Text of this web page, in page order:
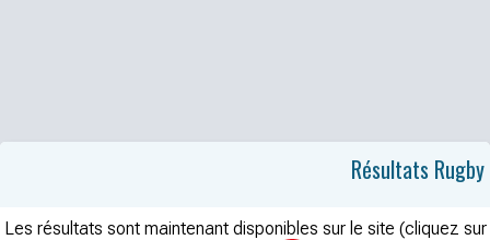
Résultats Rugby
Les résultats sont maintenant disponibles sur le site (cliquez sur